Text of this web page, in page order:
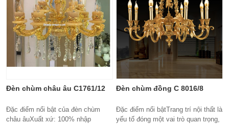
Ứng dụng: Hiệu Quả Cho Phòng
Khách, chung cư, nhà riêng, văn
phòng …
Đèn chùm châu âu C1761/12
Đặc điểm nổi bật của đèn chùm
châu âuXuất xứ: 100% nhập
Đèn chùm đồng C 8016/8
Đặc điểm nổi bậtTrang trí nội thất là
yếu tố đóng một vai trò quan trọng,